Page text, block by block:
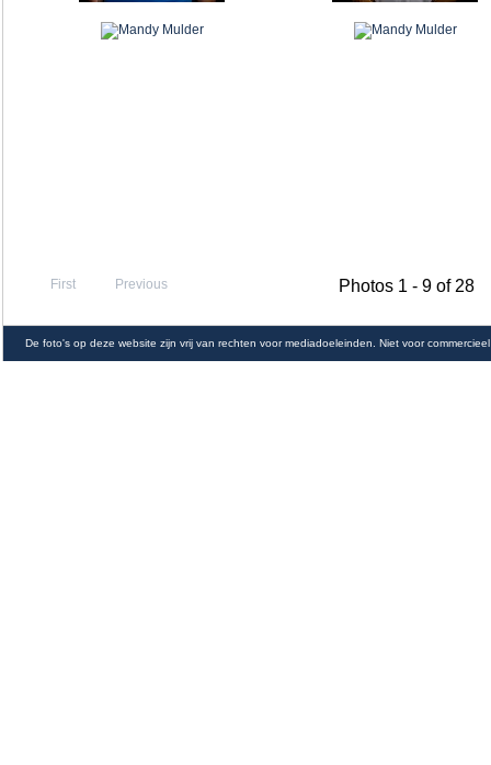
First Previous Photos 1 - 9 of 28
De foto's op deze website zijn vrij van rechten voor mediadoeleinden. Niet voor